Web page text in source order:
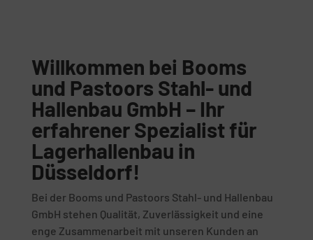
Willkommen bei Booms
und Pastoors Stahl- und
Hallenbau GmbH – Ihr
erfahrener Spezialist für
Lagerhallenbau in
Düsseldorf!
Bei der Booms und Pastoors Stahl- und Hallenbau
GmbH stehen Qualität, Zuverlässigkeit und eine
enge Zusammenarbeit mit unseren Kunden an